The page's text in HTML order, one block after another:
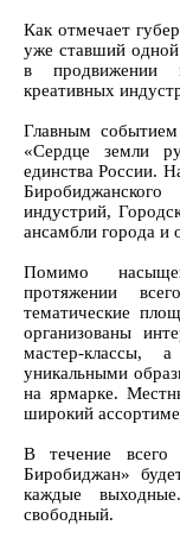
Как отмечает
уже ставший одной
в продвижении
креативных
Главным событием
«Сердце земли
единства России.
индустрий,
ансамбли города и
Помимо
протяжении
тематические
организованы
мастер-классы,
уникальными
на ярмарке.
широкий
В течение всего
Биробиджан»
каждые
свободный.